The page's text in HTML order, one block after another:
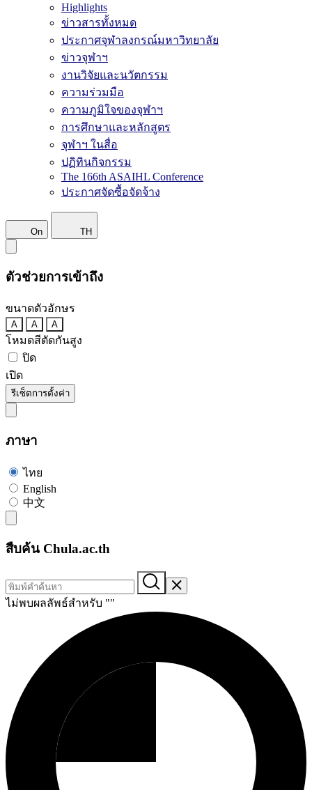
Highlights
ข่าวสารทั้งหมด
ประกาศจุฬาลงกรณ์มหาวิทยาลัย
ข่าวจุฬาฯ
งานวิจัยและนวัตกรรม
ความร่วมมือ
ความภูมิใจของจุฬาฯ
การศึกษาและหลักสูตร
จุฬาฯ ในสื่อ
ปฏิทินกิจกรรม
The 166th ASAIHL Conference
ประกาศจัดซื้อจัดจ้าง
On TH
ตัวช่วยการเข้าถึง
ขนาดตัวอักษร
A A A
โหมดสีตัดกันสูง
ปิด
เปิด
รีเซ็ตการตั้งค่า
ภาษา
ไทย
English
中文
สืบค้น Chula.ac.th
ไม่พบผลลัพธ์สำหรับ ""